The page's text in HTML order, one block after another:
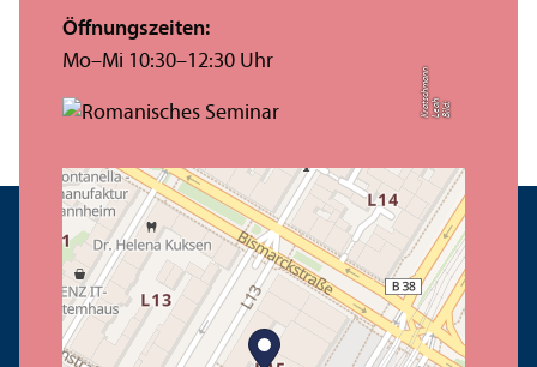
Bil
d:
L
e
a
h
K
r
a
t
sc
h
m
a
n
n
Öffnungs­zeiten:
Mo–Mi 10:30–12:30 Uhr